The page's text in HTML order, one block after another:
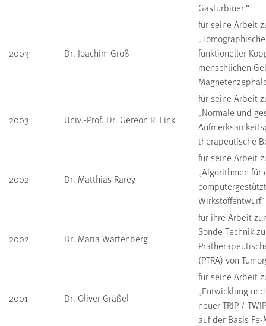
Gasturbinen“
2003 Dr. Joachim Groß
für seine Arbeit
funktioneller
menschlichen
2003 Univ.-Prof. Dr. Gereon R. Fink
für seine Arbeit
„Normale und
therapeutische
2002 Dr. Matthias Rarey
für seine Arbeit
„Algorithmen für
Wirkstoffentwurf“
2002 Dr. Maria Wartenberg
für ihre Arbeit
Sonde Technik
(PTRA) von
2001 Dr. Oliver Gräßel
für seine Arbeit
„Entwicklung
neuer TRIP /
auf der Basis Fe-